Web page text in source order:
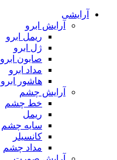
آرایشی
آرایش ابرو
ریمل ابرو
ژل ابرو
صابون ابرو
مداد ابرو
هاشور ابرو
آرایش چشم
خط چشم
ریمل
سایه چشم
کانسیلر
مداد چشم